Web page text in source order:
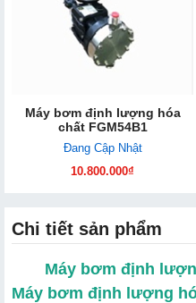
Máy bơm định lượng hóa
chất FGM54B1
Đang Cập Nhật
10.800.000₫
Chi tiết sản phẩm
Máy bơm định
Máy bơm định lượng